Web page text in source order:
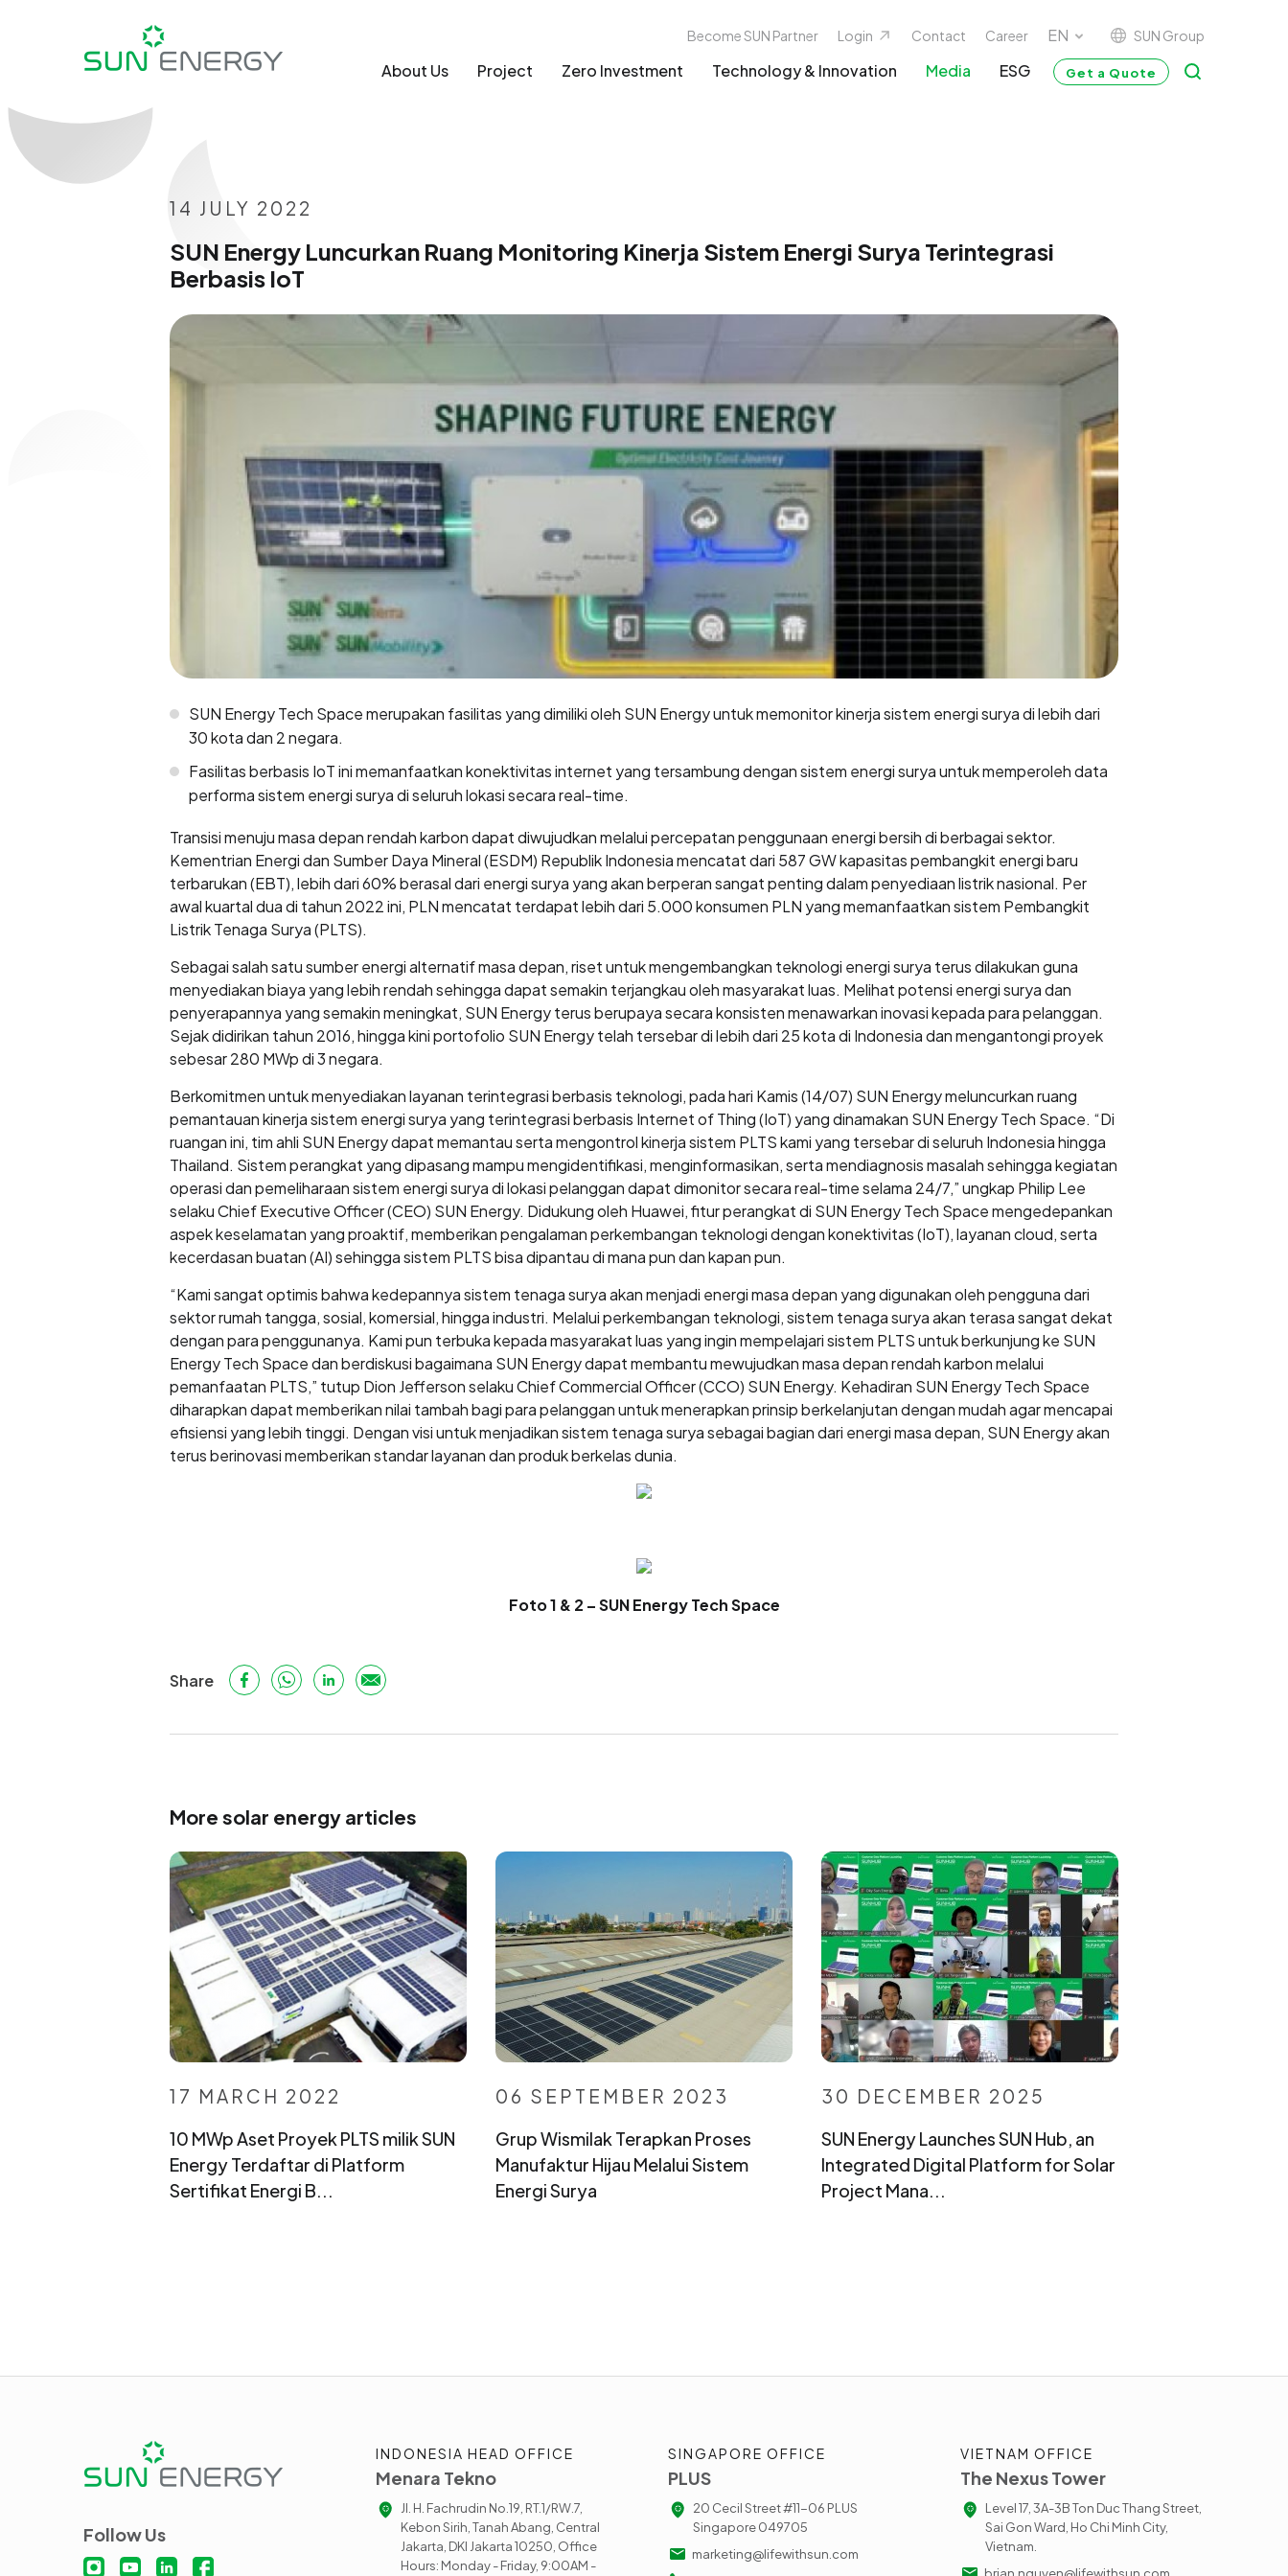
Become SUN Partner Login Contact Career SUN Group
About Us Project Zero Investment Technology & Innovation Media ESG Get a Quote
14 JULY 2022
SUN Energy Luncurkan Ruang Monitoring Kinerja Sistem Energi Surya Terintegrasi
Berbasis IoT
SUN Energy Tech Space merupakan fasilitas yang dimiliki oleh SUN Energy untuk memonitor kinerja sistem energi surya di lebih dari
30 kota dan 2 negara.
Fasilitas berbasis IoT ini memanfaatkan konektivitas internet yang tersambung dengan sistem energi surya untuk memperoleh data
performa sistem energi surya di seluruh lokasi secara real-time.
Transisi menuju masa depan rendah karbon dapat diwujudkan melalui percepatan penggunaan energi bersih di berbagai sektor.
Kementrian Energi dan Sumber Daya Mineral (ESDM) Republik Indonesia mencatat dari 587 GW kapasitas pembangkit energi baru
terbarukan (EBT), lebih dari 60% berasal dari energi surya yang akan berperan sangat penting dalam penyediaan listrik nasional. Per
awal kuartal dua di tahun 2022 ini, PLN mencatat terdapat lebih dari 5.000 konsumen PLN yang memanfaatkan sistem Pembangkit
Listrik Tenaga Surya (PLTS).
Sebagai salah satu sumber energi alternatif masa depan, riset untuk mengembangkan teknologi energi surya terus dilakukan guna
menyediakan biaya yang lebih rendah sehingga dapat semakin terjangkau oleh masyarakat luas. Melihat potensi energi surya dan
penyerapannya yang semakin meningkat, SUN Energy terus berupaya secara konsisten menawarkan inovasi kepada para pelanggan.
Sejak didirikan tahun 2016, hingga kini portofolio SUN Energy telah tersebar di lebih dari 25 kota di Indonesia dan mengantongi proyek
sebesar 280 MWp di 3 negara.
Berkomitmen untuk menyediakan layanan terintegrasi berbasis teknologi, pada hari Kamis (14/07) SUN Energy meluncurkan ruang
pemantauan kinerja sistem energi surya yang terintegrasi berbasis Internet of Thing (IoT) yang dinamakan SUN Energy Tech Space. “Di
ruangan ini, tim ahli SUN Energy dapat memantau serta mengontrol kinerja sistem PLTS kami yang tersebar di seluruh Indonesia hingga
Thailand. Sistem perangkat yang dipasang mampu mengidentifikasi, menginformasikan, serta mendiagnosis masalah sehingga kegiatan
operasi dan pemeliharaan sistem energi surya di lokasi pelanggan dapat dimonitor secara real-time selama 24/7,” ungkap Philip Lee
selaku Chief Executive Officer (CEO) SUN Energy. Didukung oleh Huawei, fitur perangkat di SUN Energy Tech Space mengedepankan
aspek keselamatan yang proaktif, memberikan pengalaman perkembangan teknologi dengan konektivitas (IoT), layanan cloud, serta
kecerdasan buatan (AI) sehingga sistem PLTS bisa dipantau di mana pun dan kapan pun.
“Kami sangat optimis bahwa kedepannya sistem tenaga surya akan menjadi energi masa depan yang digunakan oleh pengguna dari
sektor rumah tangga, sosial, komersial, hingga industri. Melalui perkembangan teknologi, sistem tenaga surya akan terasa sangat dekat
dengan para penggunanya. Kami pun terbuka kepada masyarakat luas yang ingin mempelajari sistem PLTS untuk berkunjung ke SUN
Energy Tech Space dan berdiskusi bagaimana SUN Energy dapat membantu mewujudkan masa depan rendah karbon melalui
pemanfaatan PLTS,” tutup Dion Jefferson selaku Chief Commercial Officer (CCO) SUN Energy. Kehadiran SUN Energy Tech Space
diharapkan dapat memberikan nilai tambah bagi para pelanggan untuk menerapkan prinsip berkelanjutan dengan mudah agar mencapai
efisiensi yang lebih tinggi. Dengan visi untuk menjadikan sistem tenaga surya sebagai bagian dari energi masa depan, SUN Energy akan
terus berinovasi memberikan standar layanan dan produk berkelas dunia.
Foto 1 & 2 – SUN Energy Tech Space
Share
More solar energy articles
17 MARCH 2022
10 MWp Aset Proyek PLTS milik SUN
Energy Terdaftar di Platform
Sertifikat Energi B...
06 SEPTEMBER 2023
Grup Wismilak Terapkan Proses
Manufaktur Hijau Melalui Sistem
Energi Surya
30 DECEMBER 2025
SUN Energy Launches SUN Hub, an
Integrated Digital Platform for Solar
Project Mana...
Follow Us
INDONESIA HEAD OFFICE
Menara Tekno
Jl. H. Fachrudin No.19, RT.1/RW.7,
Kebon Sirih, Tanah Abang, Central
Jakarta, DKI Jakarta 10250, Office
Hours: Monday - Friday, 9:00AM -
SINGAPORE OFFICE
PLUS
20 Cecil Street #11-06 PLUS
Singapore 049705
marketing@lifewithsun.com
VIETNAM OFFICE
The Nexus Tower
Level 17, 3A-3B Ton Duc Thang Street,
Sai Gon Ward, Ho Chi Minh City,
Vietnam.